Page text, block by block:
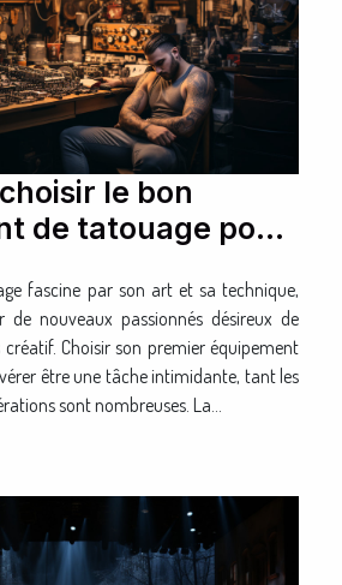
le bon
de tatouage pour
fascine par son art et sa technique,
nouveaux passionnés désireux de
Choisir son premier équipement
être une tâche intimidante, tant les
sont nombreuses. La...